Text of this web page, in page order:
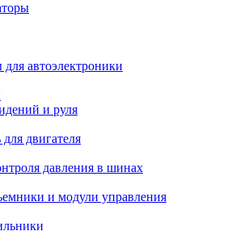
для автоэлектроники
и руля
двигателя
давления в шинах
и модули управления